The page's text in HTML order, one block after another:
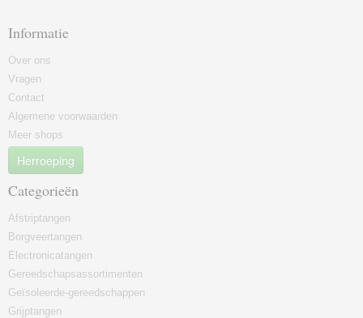
Informatie
Over ons
Vragen
Contact
Algemene voorwaarden
Meer shops
Herroeping
Categorieën
Afstriptangen
Borgveertangen
Electronicatangen
Gereedschapsassortimenten
Geïsoleerde-gereedschappen
Grijptangen